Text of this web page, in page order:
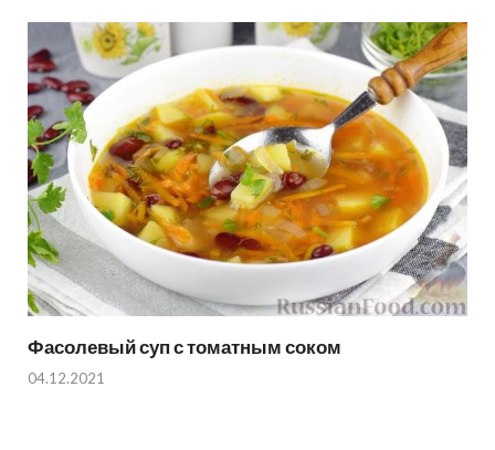
Фасолевый суп с томатным соком
04.12.2021